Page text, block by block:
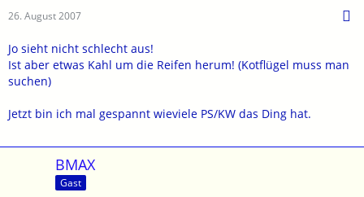
26. August 2007
Jo sieht nicht schlecht aus!
Ist aber etwas Kahl um die Reifen herum! (Kotflügel muss man
suchen)
Jetzt bin ich mal gespannt wieviele PS/KW das Ding hat.
BMAX
Gast